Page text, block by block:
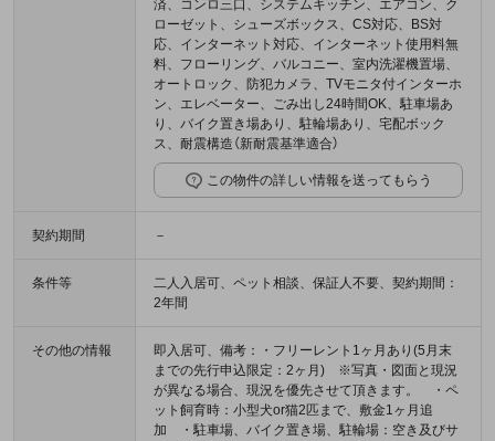
済、コンロ三口、システムキッチン、エアコン、ク
ローゼット、シューズボックス、CS対応、BS対
応、インターネット対応、インターネット使用料無
料、フローリング、バルコニー、室内洗濯機置場、
オートロック、防犯カメラ、TVモニタ付インターホ
ン、エレベーター、ごみ出し24時間OK、駐車場あ
り、バイク置き場あり、駐輪場あり、宅配ボック
ス、耐震構造（新耐震基準適合）
この物件の詳しい情報を送ってもらう
契約期間 －
条件等
二人入居可、ペット相談、保証人不要、契約期間：
2年間
その他の情報
即入居可、備考：・フリーレント1ヶ月あり(5月末
までの先行申込限定：2ヶ月) ※写真・図面と現況
が異なる場合、現況を優先させて頂きます。 ・ペ
ット飼育時：小型犬or猫2匹まで、敷金1ヶ月追
加 ・駐車場、バイク置き場、駐輪場：空き及びサ